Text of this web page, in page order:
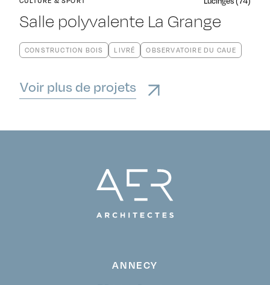
Salle polyvalente La Grange
CONSTRUCTION BOIS LIVRÉ OBSERVATOIRE DU CAUE
Voir plus de projets
ANNECY